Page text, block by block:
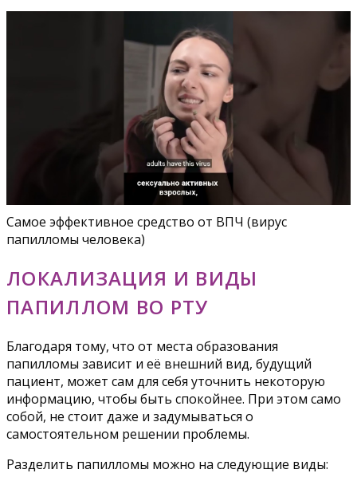
Самое эффективное средство от ВПЧ (вирус
папилломы человека)
ЛОКАЛИЗАЦИЯ И ВИДЫ
ПАПИЛЛОМ ВО РТУ
Благодаря тому, что от места образования
папилломы зависит и её внешний вид, будущий
пациент, может сам для себя уточнить некоторую
информацию, чтобы быть спокойнее. При этом само
собой, не стоит даже и задумываться о
самостоятельном решении проблемы.
Разделить папилломы можно на следующие виды: